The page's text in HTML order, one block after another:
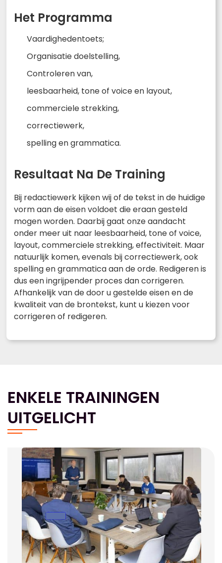
Het Programma
Vaardighedentoets;
Organisatie doelstelling,
Controleren van,
leesbaarheid, tone of voice en layout,
commerciele strekking,
correctiewerk,
spelling en grammatica.
Resultaat Na De Training
Bij redactiewerk kijken wij of de tekst in de huidige
vorm aan de eisen voldoet die eraan gesteld
mogen worden. Daarbij gaat onze aandacht
onder meer uit naar leesbaarheid, tone of voice,
layout, commerciele strekking, effectiviteit. Maar
natuurlijk komen, evenals bij correctiewerk, ook
spelling en grammatica aan de orde. Redigeren is
dus een ingrijpender proces dan corrigeren.
Afhankelijk van de door u gestelde eisen en de
kwaliteit van de brontekst, kunt u kiezen voor
corrigeren of redigeren.
ENKELE TRAININGEN
UITGELICHT